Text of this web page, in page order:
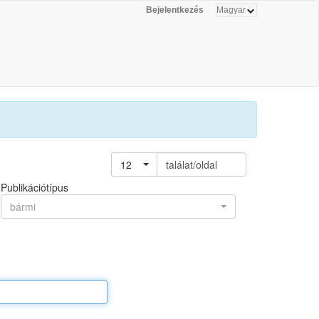
Bejelentkezés
12
találat/oldal
Publikációtípus
bármi